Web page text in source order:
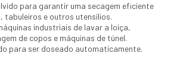
para garantir uma secagem eficiente
tabuleiros e outros utensílios.
industriais de lavar a loiça,
de copos e máquinas de túnel.
para ser doseado automaticamente.